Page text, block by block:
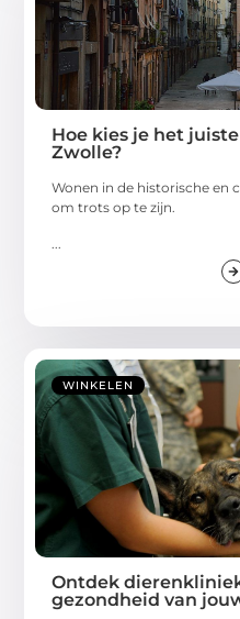
Hoe kies je het
Zwolle?
Wonen in de historische en
om trots op te zijn.
WINKELEN
Ontdek
gezondheid van